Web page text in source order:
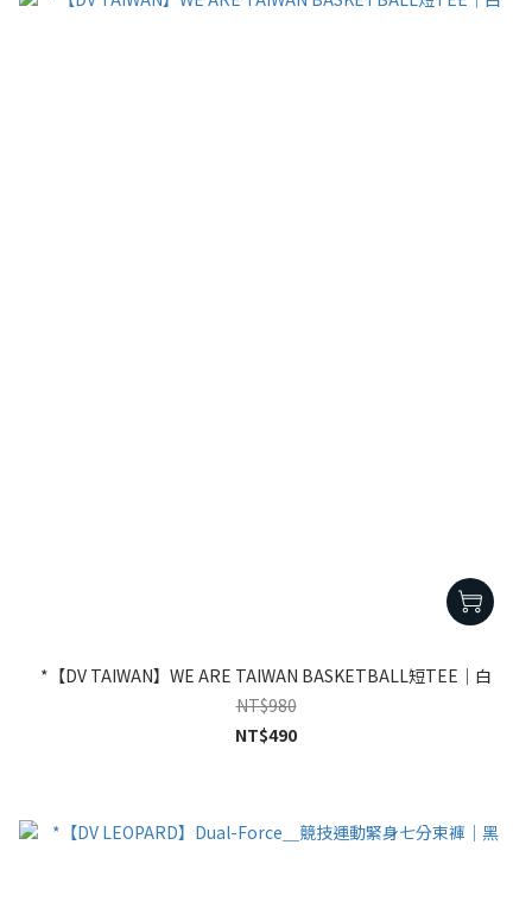
*【DV TAIWAN】WE ARE TAIWAN BASKETBALL短TEE｜白
NT$980
NT$490